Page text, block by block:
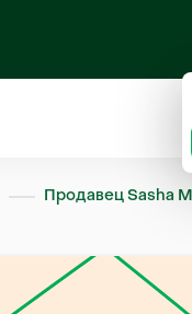
Продавец Sasha